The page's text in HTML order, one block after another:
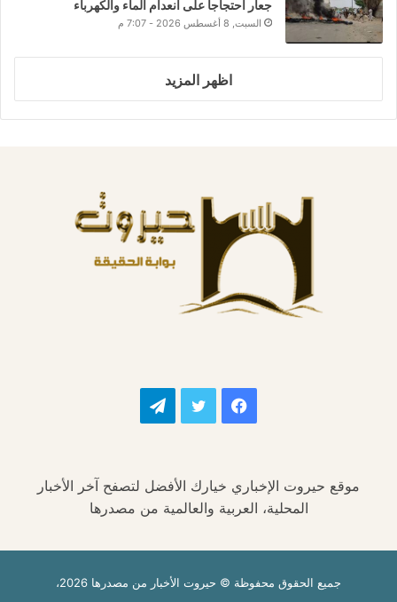
جعار احتجاجاً على انعدام الماء والكهرباء
السبت, 8 أغسطس 2026 - 7:07 م
اظهر المزيد
فيسبوك تويتر تيلقرام
موقع حيروت الإخباري خيارك الأفضل لتصفح آخر الأخبار
المحلية، العربية والعالمية من مصدرها
جميع الحقوق محفوظة © حيروت الأخبار من مصدرها 2026،